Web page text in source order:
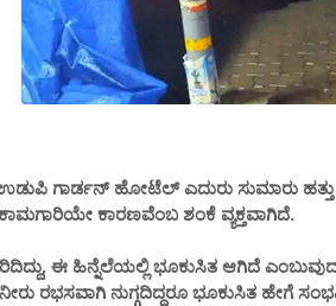
ಉಡುಪಿ ಗಾರ್ಡನ್ ಹೋಟೆಲ್ ಎದುರು ಸುಮಾರು
ಕಾರಣವೆಂಬ ಶಂಕೆ ವ್ಯಕ್ತವಾಗಿದೆ.
ಈ ಹಿನ್ನೆಲೆಯಲ್ಲಿ ಭೂಕುಸಿತ ಆಗಿದೆ
ನುಗ್ಗದಿದ್ದರೂ ಭೂಕುಸಿತ ಹೇಗೆ